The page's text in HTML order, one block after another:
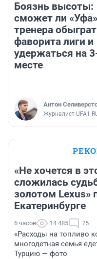
Боязнь высоты:
сможет ли
тренера
фаворита лиги и
удержаться на
месте
Антон
Журналист
«Не хочется в
сложилась
золотом Lexus»
Екатеринбурге
6 часов 14 485 75
«Расходы на топливо
многодетная семья
Турцию — фото